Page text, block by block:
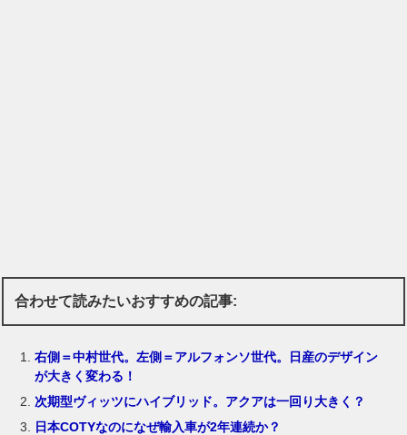
合わせて読みたいおすすめの記事:
右側＝中村世代。左側＝アルフォンソ世代。日産のデザイン
が大きく変わる！
次期型ヴィッツにハイブリッド。アクアは一回り大きく？
日本COTYなのになぜ輸入車が2年連続か？